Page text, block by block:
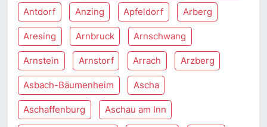
Antdorf Anzing Apfeldorf Arberg
Aresing Arnbruck Arnschwang
Arnstein Arnstorf Arrach Arzberg
Asbach-Bäumenheim Ascha
Aschaffenburg Aschau am Inn